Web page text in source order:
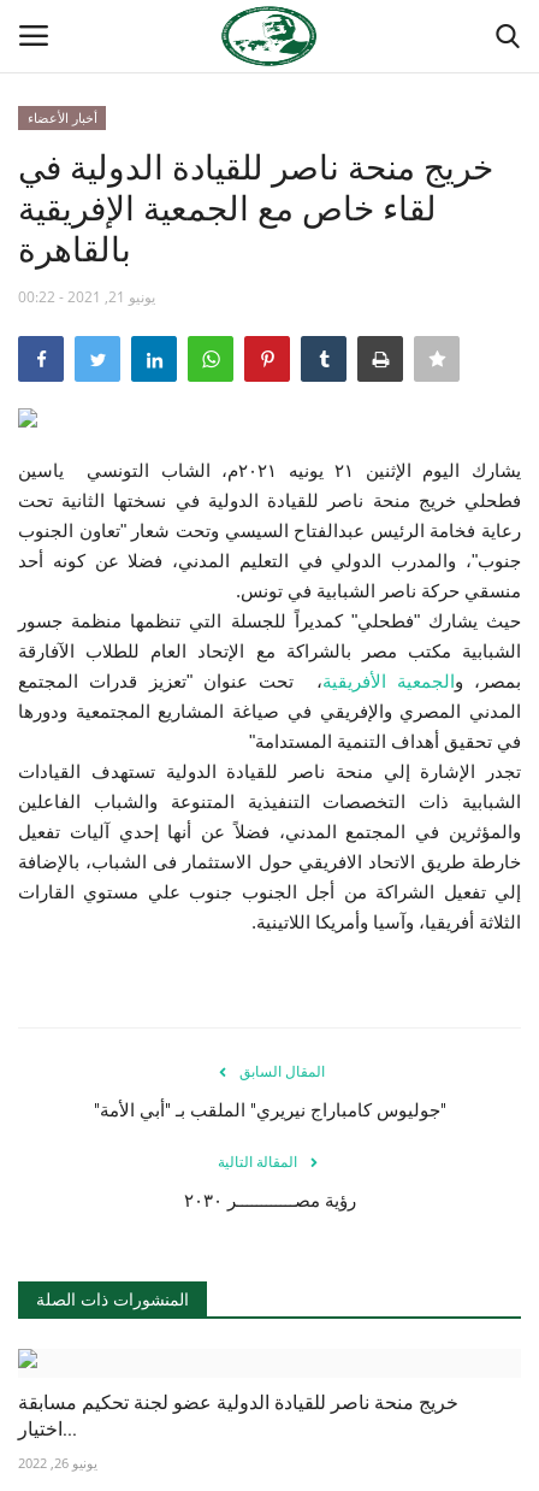
الصفحة الرئيسية
مدرسة الطليعة الوطنية
منتدى ناصر الدولي
مصر
فريق العمل
أخبار
شروط وأحكام منحة ناصر للقيادة الدولية
منحة ناصر للقيادة الدولية
مرجعياتنا
المواطن العالمي
Gallery
English
French
أخبار الأعضاء
خريج منحة ناصر للقيادة الدولية في
لقاء خاص مع الجمعية الإفريقية
بالقاهرة
يونيو 21, 2021 - 00:22
يشارك اليوم الإثنين ٢١ يونيه ٢٠٢١م، الشاب التونسي ياسين
فطحلي خريج منحة ناصر للقيادة الدولية في نسختها الثانية تحت
رعاية فخامة الرئيس عبدالفتاح السيسي وتحت شعار "تعاون الجنوب
جنوب"، والمدرب الدولي في التعليم المدني، فضلا عن كونه أحد
منسقي حركة ناصر الشبابية في تونس.
حيث يشارك "فطحلي" كمديراً للجسلة التي تنظمها منظمة جسور
الشبابية مكتب مصر بالشراكة مع الإتحاد العام للطلاب الآفارقة
بمصر، والجمعية الأفريقية، تحت عنوان "تعزيز قدرات المجتمع
المدني المصري والإفريقي في صياغة المشاريع المجتمعية ودورها
في تحقيق أهداف التنمية المستدامة"
تجدر الإشارة إلي منحة ناصر للقيادة الدولية تستهدف القيادات
الشبابية ذات التخصصات التنفيذية المتنوعة والشباب الفاعلين
والمؤثرين في المجتمع المدني، فضلاً عن أنها إحدي آليات تفعيل
خارطة طريق الاتحاد الافريقي حول الاستثمار فى الشباب، بالإضافة
إلي تفعيل الشراكة من أجل الجنوب جنوب علي مستوي القارات
الثلاثة أفريقيا، وآسيا وأمريكا اللاتينية.
المقال السابق
"جوليوس كامباراج نيريري" الملقب بـ "أبي الأمة"
المقالة التالية
رؤية مصــــــــــــر ٢٠٣٠
المنشورات ذات الصلة
خريج منحة ناصر للقيادة الدولية عضو لجنة تحكيم مسابقة
اختيار...
يونيو 26, 2022